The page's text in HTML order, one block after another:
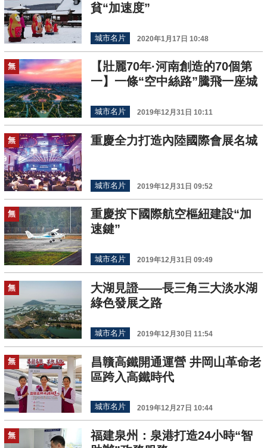
貧“加速度”
城市名片 2020年1月17日 10:48
無
【壯麗70年·河南創造的70個第
一】一條“空中絲路”騰飛一座城
城市名片 2019年12月31日 10:11
無 重慶全力打造內陸國際會展名城
城市名片 2019年12月31日 09:52
無
重慶按下國際航空樞紐建設“加
速鍵”
城市名片 2019年12月31日 09:49
無
大湖見證——長三角三大淡水湖
綠色發展之路
城市名片 2019年12月30日 11:54
無
昌贛高鐵開通運營 井岡山革命老
區跨入高鐵時代
城市名片 2019年12月27日 10:44
無
福建泉州：泉港打造24小時“智